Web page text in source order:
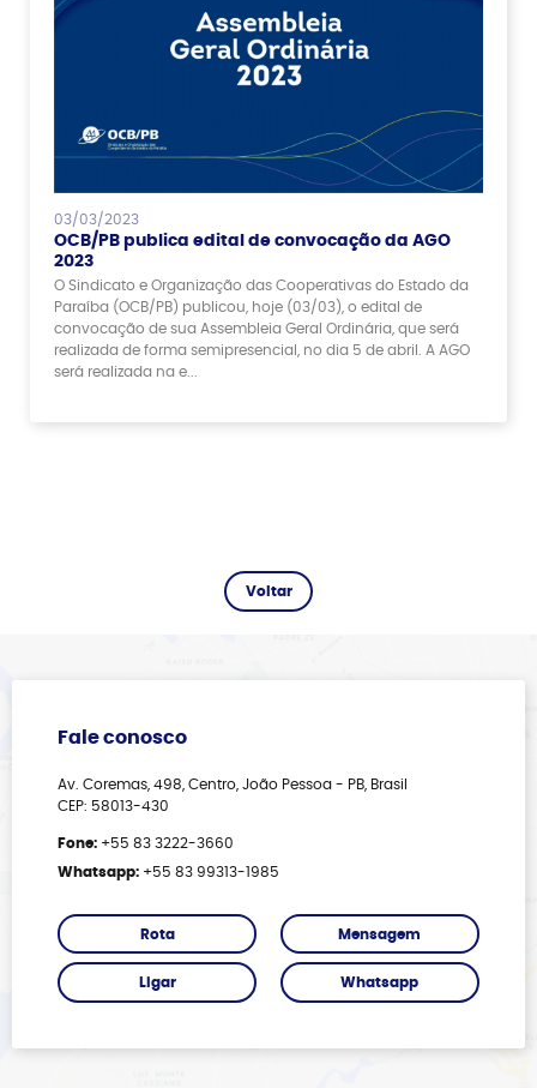
03/03/2023
OCB/PB publica edital de convocação da AGO
2023
O Sindicato e Organização das Cooperativas do Estado da
Paraíba (OCB/PB) publicou, hoje (03/03), o edital de
convocação de sua Assembleia Geral Ordinária, que será
realizada de forma semipresencial, no dia 5 de abril. A AGO
será realizada na e...
Fale conosco
Av. Coremas, 498, Centro, João Pessoa - PB, Brasil
CEP: 58013-430
Fone:+55 83 3222-3660
Whatsapp:+55 83 99313-1985
Rota Mensagem
Ligar Whatsapp